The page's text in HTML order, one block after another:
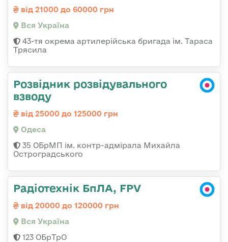
від 21000 до 60000 грн
Вся Україна
43-тя окрема артилерійська бригада ім. Тараса
Трясила
Розвідник розвідувального
взводу
від 25000 до 125000 грн
Одеса
35 ОБрМП ім. контр-адмірала Михайла
Остроградського
Радіотехнік БпЛА, FPV
від 20000 до 120000 грн
Вся Україна
123 ОБрТрО